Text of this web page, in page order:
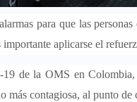
para que las personas
aplicarse el
19 de la OMS en Colombia,
más contagiosa, al punto